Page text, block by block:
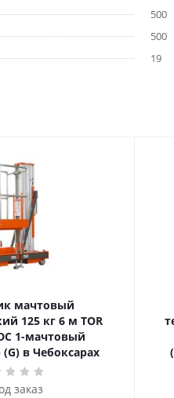
500
500
19
мачтовый
6 м TOR
1-мачтовый
в Чебоксарах
заказ